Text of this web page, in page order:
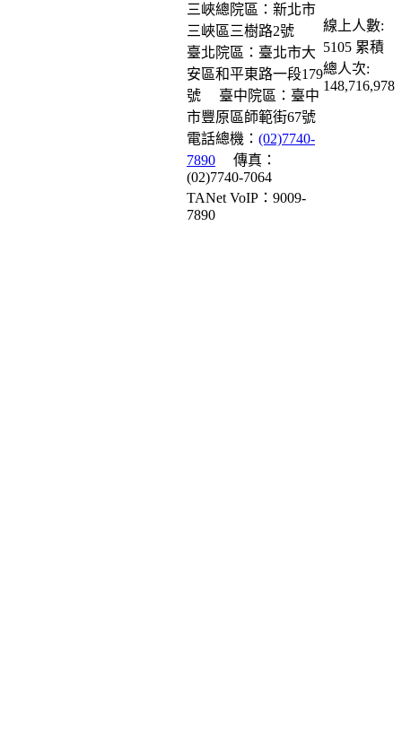
三峽總院區：新北市
三峽區三樹路2號
臺北院區：臺北市大
安區和平東路一段179
號
臺中院區：臺中
市豐原區師範街67號
電話總機： (02)7740-
7890
傳真：
(02)7740-7064
TANet VoIP：9009-
7890
線上人數:
5105 累積
總人次:
148,716,978